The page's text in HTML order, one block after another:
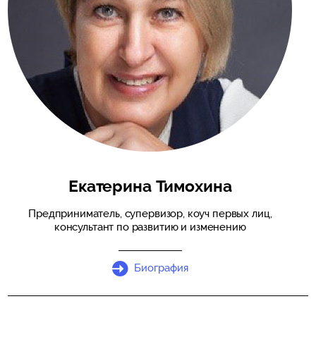
Екатерина Тимохина
Предприниматель, супервизор, коуч первых лиц,
консультант по развитию и изменению
Биография